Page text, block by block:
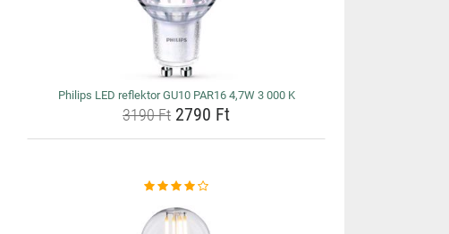
Philips LED reflektor GU10 PAR16 4,7W 3 000 K
3190 Ft 2790 Ft